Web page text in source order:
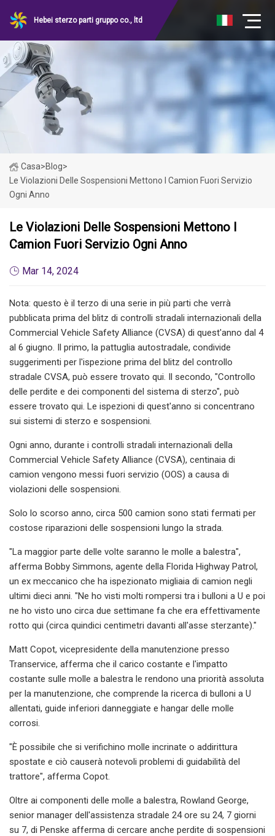
Hebei sterzo parti gruppo co., ltd
Casa>Blog>
Le Violazioni Delle Sospensioni Mettono I Camion Fuori Servizio
Ogni Anno
Le Violazioni Delle Sospensioni Mettono I
Camion Fuori Servizio Ogni Anno
Mar 14, 2024
Nota: questo è il terzo di una serie in più parti che verrà
pubblicata prima del blitz di controlli stradali internazionali della
Commercial Vehicle Safety Alliance (CVSA) di quest'anno dal 4
al 6 giugno. Il primo, la pattuglia autostradale, condivide
suggerimenti per l'ispezione prima del blitz del controllo
stradale CVSA, può essere trovato qui. Il secondo, "Controllo
delle perdite e dei componenti del sistema di sterzo", può
essere trovato qui. Le ispezioni di quest'anno si concentrano
sui sistemi di sterzo e sospensioni.
Ogni anno, durante i controlli stradali internazionali della
Commercial Vehicle Safety Alliance (CVSA), centinaia di
camion vengono messi fuori servizio (OOS) a causa di
violazioni delle sospensioni.
Solo lo scorso anno, circa 500 camion sono stati fermati per
costose riparazioni delle sospensioni lungo la strada.
"La maggior parte delle volte saranno le molle a balestra",
afferma Bobby Simmons, agente della Florida Highway Patrol,
un ex meccanico che ha ispezionato migliaia di camion negli
ultimi dieci anni. "Ne ho visti molti rompersi tra i bulloni a U e poi
ne ho visto uno circa due settimane fa che era effettivamente
rotto qui (circa quindici centimetri davanti all'asse sterzante)."
Matt Copot, vicepresidente della manutenzione presso
Transervice, afferma che il carico costante e l'impatto
costante sulle molle a balestra le rendono una priorità assoluta
per la manutenzione, che comprende la ricerca di bulloni a U
allentati, guide inferiori danneggiate e hangar delle molle
corrosi.
"È possibile che si verifichino molle incrinate o addirittura
spostate e ciò causerà notevoli problemi di guidabilità del
trattore", afferma Copot.
Oltre ai componenti delle molle a balestra, Rowland George,
senior manager dell'assistenza stradale 24 ore su 24, 7 giorni
su 7, di Penske afferma di cercare anche perdite di sospensioni